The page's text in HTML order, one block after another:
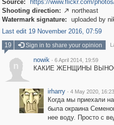
Source:
https://www.flickr.com/
Shooting direction:  northeast
Watermark signature:
uploaded by
Last edit 19 November 2016, 07:59
19
Sign in to share your opinion
n
nowik · 6 April 2014, 19:59
КАКИЕ ЖЕНЩИНЫ
irharry · 4 May 2020, 16:23
Когда мы приехали
была окраина
нее воду. Просто с